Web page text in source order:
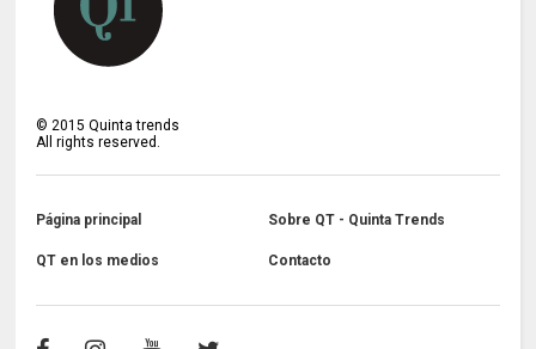
©2015 Quinta trends
All rights reserved.
Página principal Sobre QT - Quinta Trends
QT en los medios Contacto